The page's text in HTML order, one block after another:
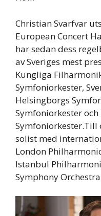
Christian Svarfvar
European Concert
har sedan dess
av Sveriges mest
Kungliga
Symfoniorkester,
Helsingborgs
Symfoniorkester
Symfoniorkester.Till
solist med
London
Istanbul
Symphony